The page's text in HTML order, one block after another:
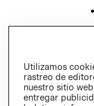
Utilizamos
rastreo de
nuestro sitio
entregar